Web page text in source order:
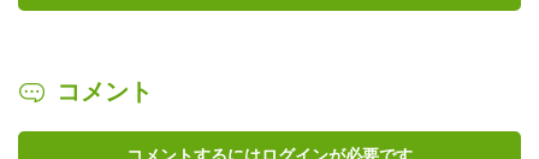
コメント
コメントするにはログインが必要です